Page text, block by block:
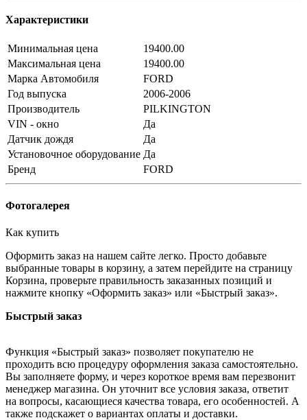
Характеристики
Минимальная цена
19400.00
Максимальная цена
19400.00
Марка Автомобиля
FORD
Год выпуска
2006-2006
Производитель
PILKINGTON
VIN - окно
Да
Датчик дождя
Да
Установочное оборудование Да
Бренд
FORD
Фотогалерея
Как купить
Оформить заказ на нашем сайте легко. Просто добавьте
выбранные товары в корзину, а затем перейдите на страницу
Корзина, проверьте правильность заказанных позиций и
нажмите кнопку «Оформить заказ» или «Быстрый заказ».
Быстрый заказ
Функция «Быстрый заказ» позволяет покупателю не
проходить всю процедуру оформления заказа самостоятельно.
Вы заполняете форму, и через короткое время вам перезвонит
менеджер магазина. Он уточнит все условия заказа, ответит
на вопросы, касающиеся качества товара, его особенностей. А
также подскажет о вариантах оплаты и доставки.